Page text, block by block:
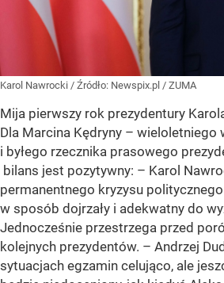
Karol Nawrocki / Źródło: Newspix.pl / ZUMA
Mija pierwszy rok prezydentury
Dla Marcina Kędryny – wieloletniego
i byłego rzecznika prasowego
bilans jest pozytywny: – Karol
permanentnego kryzysu
w sposób dojrzały i adekwatny do
Jednocześnie przestrzega przed
kolejnych prezydentów. – Andrzej
sytuacjach egzamin celująco, ale